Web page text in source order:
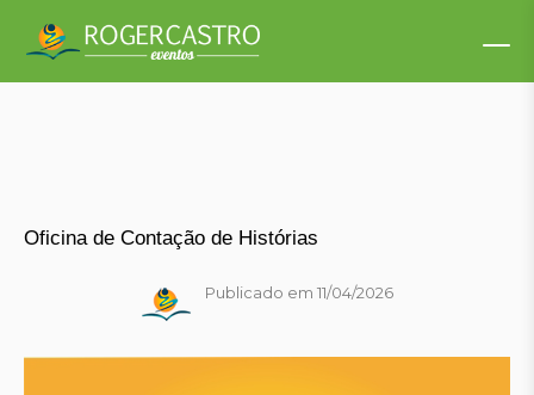
Oficina de Contação de Histórias
Publicado em 11/04/2026